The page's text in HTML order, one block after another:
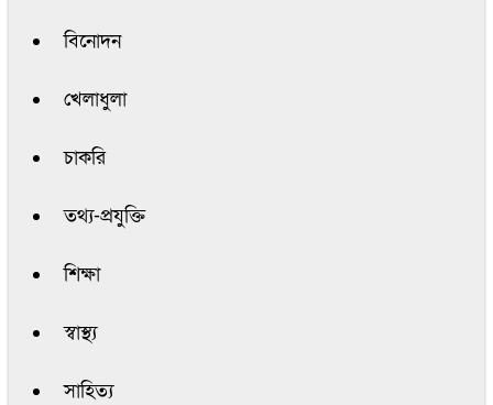
বিনোদন
খেলাধুলা
চাকরি
তথ্য-প্রযুক্তি
শিক্ষা
স্বাস্থ্য
সাহিত্য